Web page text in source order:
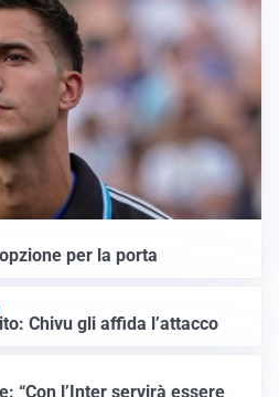
per la porta
Chivu gli affida l’attacco
“Con l’Inter servirà essere